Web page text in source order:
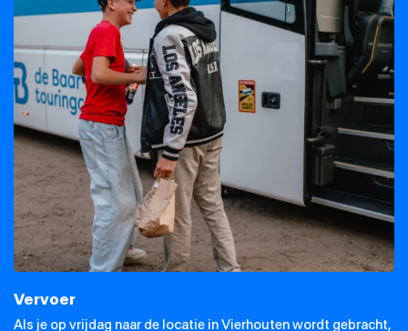
Vervoer
Als je op vrijdag naar de locatie in Vierhouten wordt gebracht,